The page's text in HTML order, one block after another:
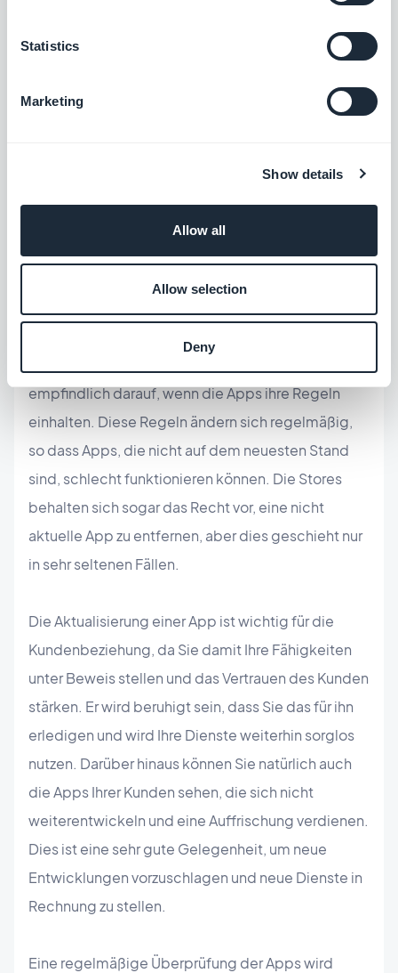
Statistics
Marketing
Show details
Allow all
Allow selection
Deny
sich schnell. GoodBarber hält strenge technische
systematisch gemäß den Regeln der Stores. Wir
darauf achten, dass die Apps in den Stores für Ihre
empfindlich darauf, wenn die Apps ihre Regeln
einhalten. Diese Regeln ändern sich regelmäßig,
so dass Apps, die nicht auf dem neuesten Stand
sind, schlecht funktionieren können. Die Stores
behalten sich sogar das Recht vor, eine nicht
aktuelle App zu entfernen, aber dies geschieht nur
in sehr seltenen Fällen.
Die Aktualisierung einer App ist wichtig für die
Kundenbeziehung, da Sie damit Ihre Fähigkeiten
unter Beweis stellen und das Vertrauen des Kunden
stärken. Er wird beruhigt sein, dass Sie das für ihn
erledigen und wird Ihre Dienste weiterhin sorglos
nutzen. Darüber hinaus können Sie natürlich auch
die Apps Ihrer Kunden sehen, die sich nicht
weiterentwickeln und eine Auffrischung verdienen.
Dies ist eine sehr gute Gelegenheit, um neue
Entwicklungen vorzuschlagen und neue Dienste in
Rechnung zu stellen.
Eine regelmäßige Überprüfung der Apps wird